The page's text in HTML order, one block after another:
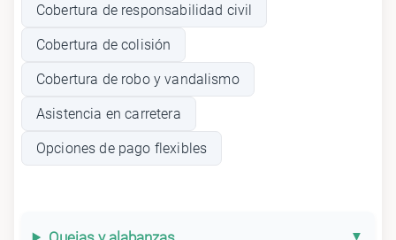
Cobertura de responsabilidad civil
Cobertura de colisión
Cobertura de robo y vandalismo
Asistencia en carretera
Opciones de pago flexibles